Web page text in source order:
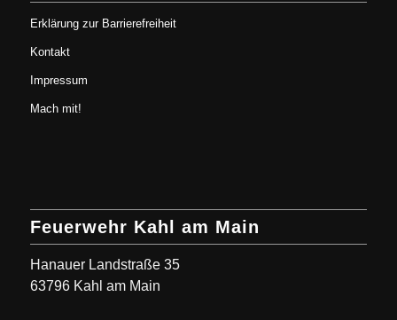
Erklärung zur Barrierefreiheit
Kontakt
Impressum
Mach mit!
Feuerwehr Kahl am Main
Hanauer Landstraße 35
63796 Kahl am Main